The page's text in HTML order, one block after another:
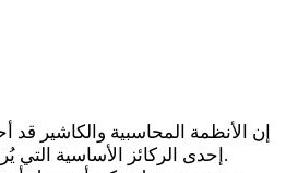
إن الأنظمة المحاسبية والكاشير
إحدى الركائز الأساسية التي يُرتَكَز عليها عند التفكير في أي مشروع سواء أكان ذلك المشروع مطعم أو فندق أو صيدلية أو استخدامها وتطويعها لإدارة المخازن أو الشركات الصغيرة والكبيرة إلخ.